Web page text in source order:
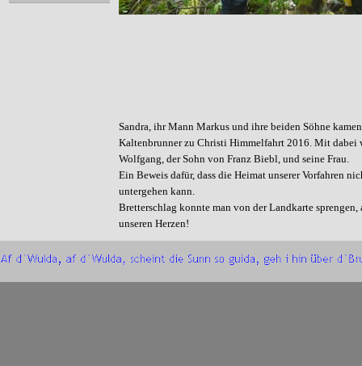
Sandra, ihr Mann Markus und ihre beiden Söhne
Kaltenbrunner zu Christi Himmelfahrt 2016. Mit dabei
Wolfgang, der Sohn von Franz Biebl, und seine Frau.
Ein Beweis dafür, dass die Heimat unserer Vorfahren
untergehen kann.
Bretterschlag konnte man von der Landkarte sprengen,
unseren Herzen!